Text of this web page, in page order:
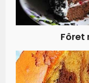
Fôret